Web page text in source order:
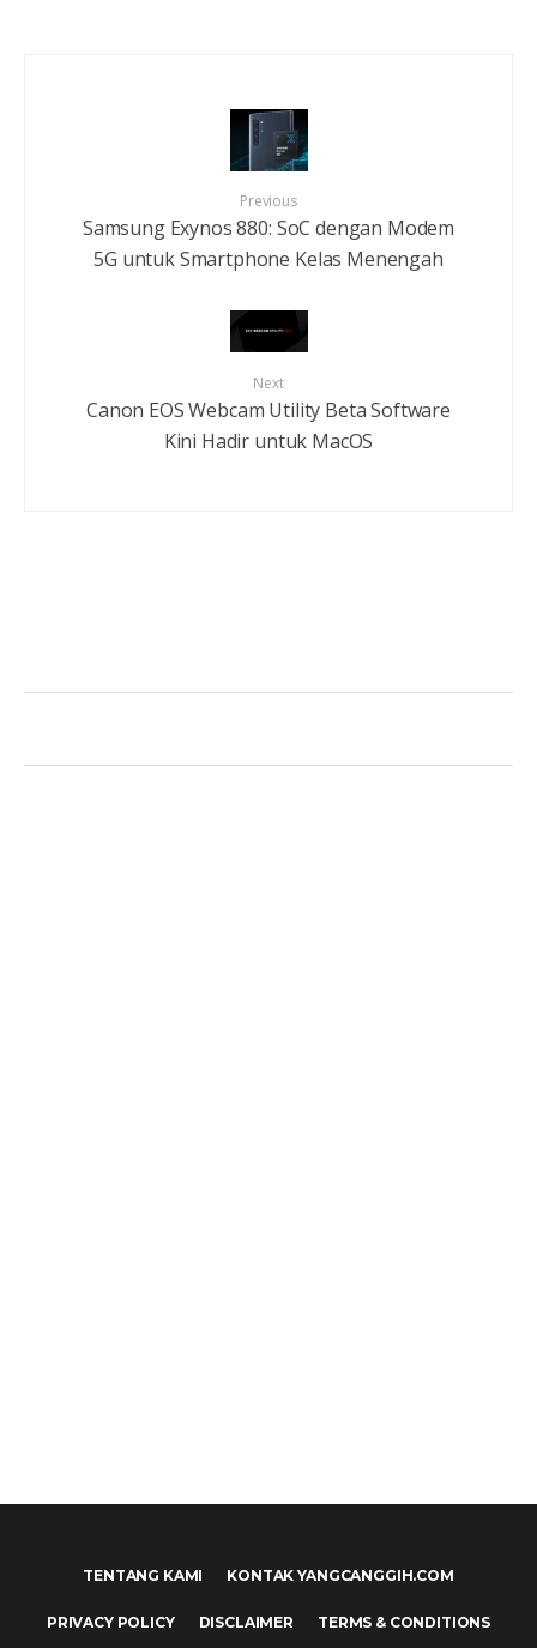
Previous
Samsung Exynos 880: SoC dengan Modem
5G untuk Smartphone Kelas Menengah
Next
Canon EOS Webcam Utility Beta Software
Kini Hadir untuk MacOS
TENTANG KAMI KONTAK YANGCANGGIH.COM
PRIVACY POLICY DISCLAIMER TERMS & CONDITIONS